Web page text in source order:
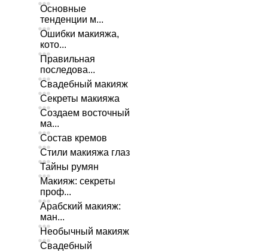
Основные
тенденции м...
Ошибки макияжа,
кото...
Правильная
последова...
Свадебный макияж
Секреты макияжа
Создаем восточный
ма...
Состав кремов
Стили макияжа глаз
Тайны румян
Макияж: секреты
проф...
Арабский макияж:
ман...
Необычный макияж
Свадебный